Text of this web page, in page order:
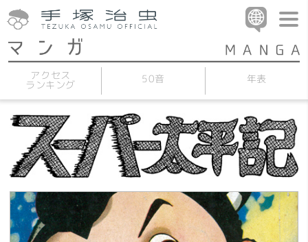
アクセス
ランキング 50音 年表